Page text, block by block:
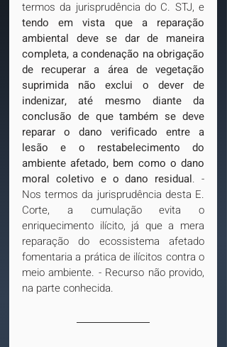
tendo em vista que a reparação
ambiental deve se dar de maneira
completa, a condenação na obrigação
de recuperar a área de vegetação
suprimida não exclui o dever de
indenizar, até mesmo diante da
conclusão de que também se deve
reparar o dano verificado entre a
lesão e o restabelecimento do
ambiente afetado, bem como o dano
moral coletivo e o dano residual. -
Nos termos da jurisprudência desta E.
Corte, a cumulação evita o
enriquecimento ilícito, já que a mera
reparação do ecossistema afetado
fomentaria a prática de ilícitos contra o
meio ambiente. - Recurso não provido,
na parte conhecida.